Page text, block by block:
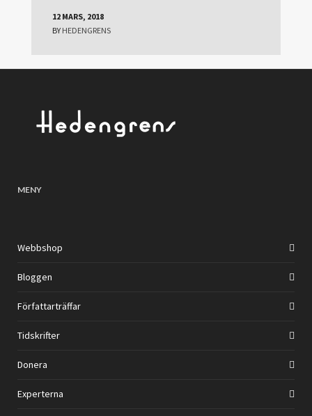
12 MARS, 2018
BY HEDENGRENS
MENY
Webbshop
Bloggen
Författarträffar
Tidskrifter
Donera
Experterna